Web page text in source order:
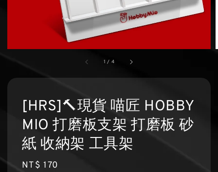
1 / 4
[HRS]🔨現貨 喵匠 HOBBY
MIO 打磨板支架 打磨板 砂
紙 收納架 工具架
Regular
NT$ 170